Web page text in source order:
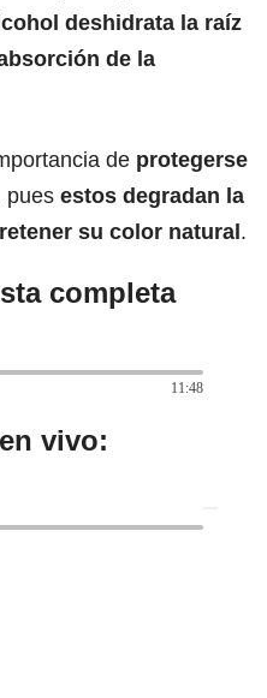
deshidrata la raíz
de la
de protegerse
pues estos degradan la
su color natural.
completa
11:48
vivo: